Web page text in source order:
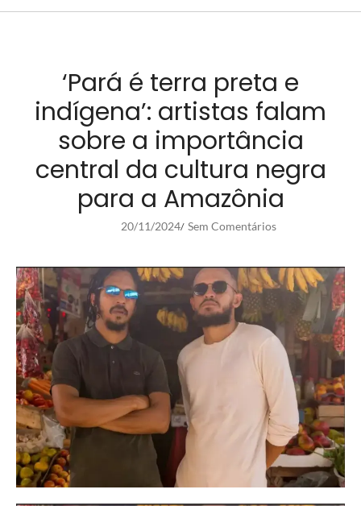
‘Pará é terra preta e
indígena’: artistas falam
sobre a importância
central da cultura negra
para a Amazônia
20/11/2024/ Sem Comentários